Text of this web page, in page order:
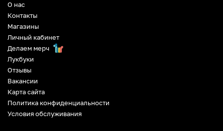
О нас
Контакты
Магазины
Личный кабинет
Делаем мерч
Лукбуки
Отзывы
Вакансии
Карта сайта
Политика конфиденциальности
Условия обслуживания